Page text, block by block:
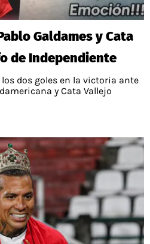
TABLA DE POSICIONES
APUESTAS
RedGol, al igual que Futbol Sites, es una
compañía perteneciente a Better Collective.
Todos los derechos reservados
Galdames y Cata
de Independiente
dos goles en la victoria ante
y Cata Vallejo